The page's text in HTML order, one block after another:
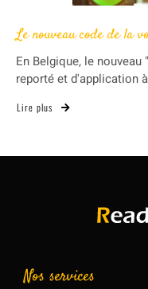
Le nouveau code de la
En Belgique, le
reporté et d'application
Lire plus
Nos services